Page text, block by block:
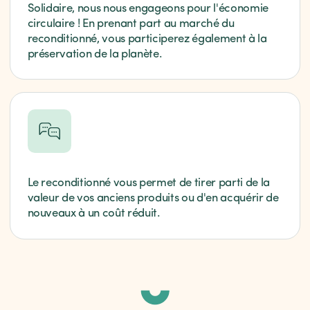
Solidaire, nous nous engageons pour l'économie
circulaire ! En prenant part au marché du
reconditionné, vous participerez également à la
préservation de la planète.
Le reconditionné vous permet de tirer parti de la
valeur de vos anciens produits ou d'en acquérir de
nouveaux à un coût réduit.